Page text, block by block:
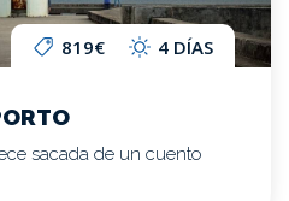
819€ 4 DÍAS
sacada de un cuento